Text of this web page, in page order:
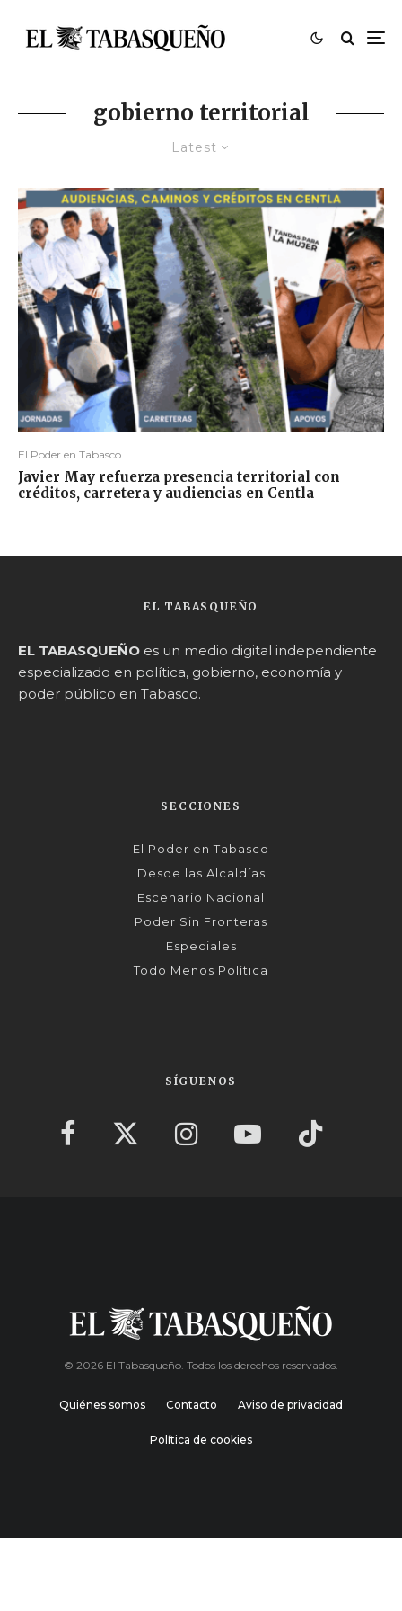
gobierno territorial
Latest
El Poder en Tabasco
Javier May refuerza presencia territorial con
créditos, carretera y audiencias en Centla
EL TABASQUEÑO
EL TABASQUEÑO es un medio digital independiente
especializado en política, gobierno, economía y
poder público en Tabasco.
SECCIONES
El Poder en Tabasco
Desde las Alcaldías
Escenario Nacional
Poder Sin Fronteras
Especiales
Todo Menos Política
SÍGUENOS
© 2026 El Tabasqueño. Todos los derechos reservados.
Quiénes somos Contacto Aviso de privacidad
Política de cookies